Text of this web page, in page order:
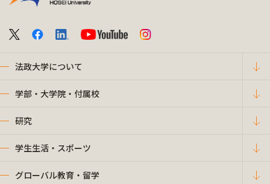
法政大学について
学部・大学院・付属校
研究
学生生活・スポーツ
グローバル教育・留学